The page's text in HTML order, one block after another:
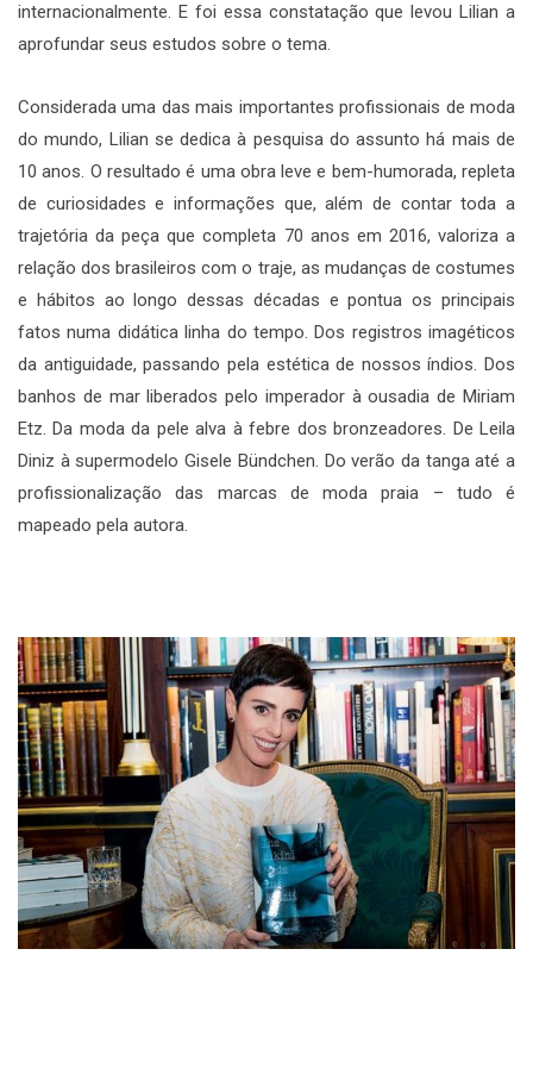
internacionalmente. E foi essa constatação que levou Lilian a
aprofundar seus estudos sobre o tema.
Considerada uma das mais importantes profissionais de moda
do mundo, Lilian se dedica à pesquisa do assunto há mais de
10 anos. O resultado é uma obra leve e bem-humorada, repleta
de curiosidades e informações que, além de contar toda a
trajetória da peça que completa 70 anos em 2016, valoriza a
relação dos brasileiros com o traje, as mudanças de costumes
e hábitos ao longo dessas décadas e pontua os principais
fatos numa didática linha do tempo. Dos registros imagéticos
da antiguidade, passando pela estética de nossos índios. Dos
banhos de mar liberados pelo imperador à ousadia de Miriam
Etz. Da moda da pele alva à febre dos bronzeadores. De Leila
Diniz à supermodelo Gisele Bündchen. Do verão da tanga até a
profissionalização das marcas de moda praia – tudo é
mapeado pela autora.